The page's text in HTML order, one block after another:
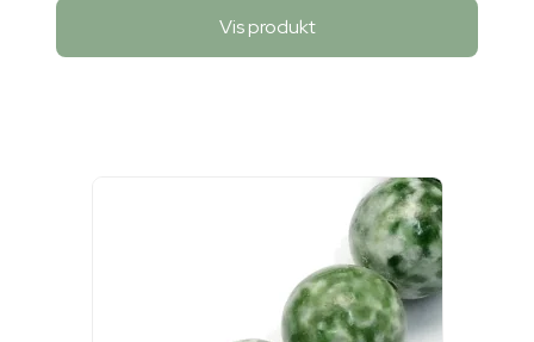
Vis produkt